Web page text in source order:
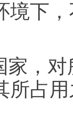
境下
家，
所占